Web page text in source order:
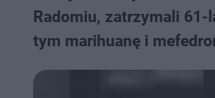
Radomiu, zatrzymali
tym marihuanę i